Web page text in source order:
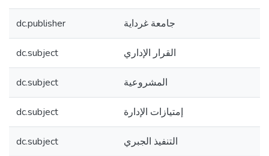
dc.publisher جامعة غرداية
dc.subject القرار الإداري
dc.subject المشروعية
dc.subject إمتيازات الإدارة
dc.subject التنفيذ الجبري